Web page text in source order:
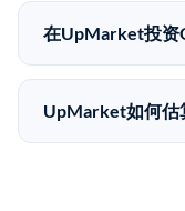
理合规、文件和结
售给其他买家，或
市场条件。任何退
做好多年持有的准
在UpMarket投资
UpMarket上大多
50,000美元。具体
UpMarket如何估